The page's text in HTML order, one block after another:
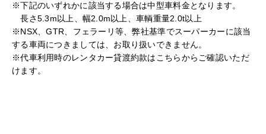
※下記のいずれかに該当する場合は中型車料金となります。
長さ5.3m以上、幅2.0m以上、車輌重量2.0t以上
※NSX、GTR、フェラーリ等、弊社基準でスーパーカーに該当
する車両につきましては、お取り扱いできません。
※代車利用時のレンタカー貸渡約款はこちらからご確認いただ
けます。